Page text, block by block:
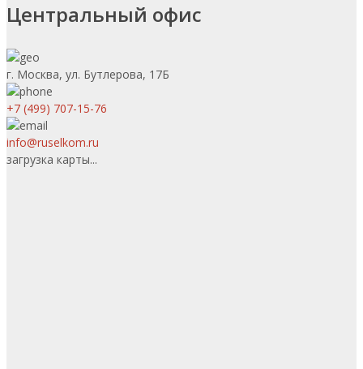
Центральный офис
г. Москва, ул. Бутлерова, 17Б
+7 (499) 707-15-76
info@ruselkom.ru
загрузка карты...